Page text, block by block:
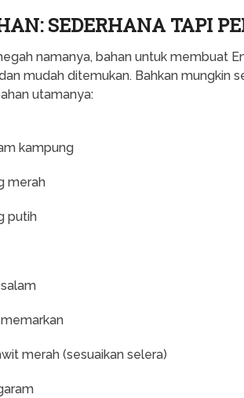
SEDERHANA TAPI
namanya, bahan untuk membuat
mudah ditemukan. Bahkan mungkin
utamanya:
kampung
merah
putih
merah (sesuaikan selera)